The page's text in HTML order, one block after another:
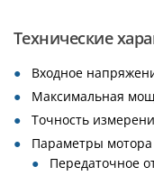
Технические
Входное
Максимальная
Точность
Параметры
Передаточное